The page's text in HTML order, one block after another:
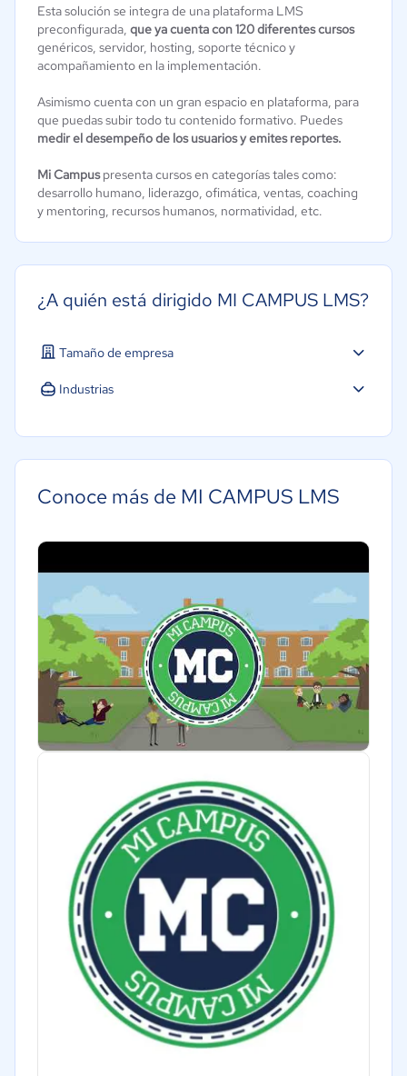
Esta solución se integra de una plataforma LMS
preconfigurada, que ya cuenta con 120 diferentes cursos
genéricos, servidor, hosting, soporte técnico y
acompañamiento en la implementación.
Asimismo cuenta con un gran espacio en plataforma, para
que puedas subir todo tu contenido formativo. Puedes
medir el desempeño de los usuarios y emites reportes.
Mi Campuspresenta cursos en categorías tales como:
desarrollo humano, liderazgo, ofimática, ventas, coaching
y mentoring, recursos humanos, normatividad, etc.
¿A quién está dirigido MI CAMPUS LMS?
Tamaño de empresa
Industrias
Conoce más de MI CAMPUS LMS